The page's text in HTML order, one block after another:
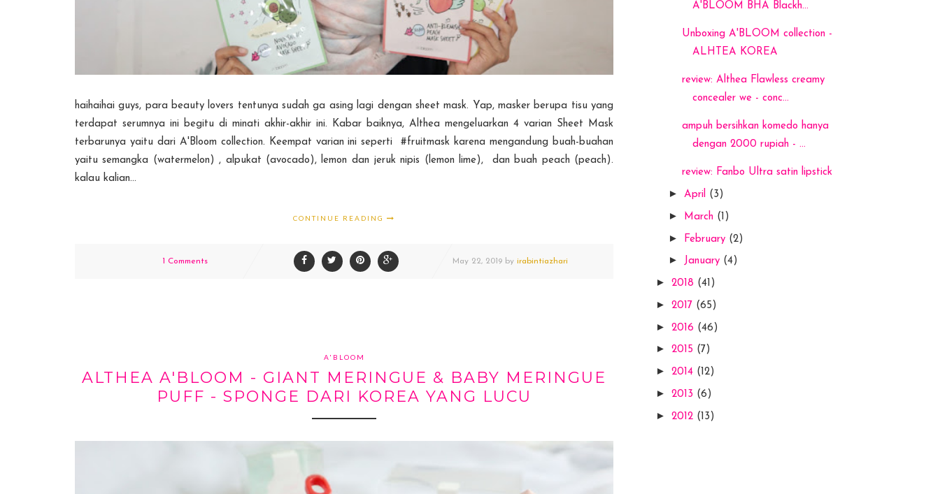
haihaihai guys, para beauty lovers tentunya sudah ga asing lagi dengan sheet mask. Yap, masker berupa tisu yang
terdapat serumnya ini begitu di minati akhir-akhir ini. Kabar baiknya, Althea mengeluarkan 4 varian Sheet Mask
terbarunya yaitu dari A'Bloom collection. Keempat varian ini seperti #fruitmask karena mengandung buah-buahan
yaitu semangka (watermelon) , alpukat (avocado), lemon dan jeruk nipis (lemon lime), dan buah peach (peach).
kalau kalian...
CONTINUE READING
1 Comments May 22, 2019 by irabintiazhari
A'BLOOM
ALTHEA A'BLOOM - GIANT MERINGUE & BABY MERINGUE
PUFF - SPONGE DARI KOREA YANG LUCU
A'BLOOM BHA Blackh...
Unboxing A'BLOOM collection -
ALHTEA KOREA
review: Althea Flawless creamy
concealer we - conc...
ampuh bersihkan komedo hanya
dengan 2000 rupiah - ...
review: Fanbo Ultra satin lipstick
► April (3)
► March (1)
► February (2)
► January (4)
► 2018 (41)
► 2017 (65)
► 2016 (46)
► 2015 (7)
► 2014 (12)
► 2013 (6)
► 2012 (13)